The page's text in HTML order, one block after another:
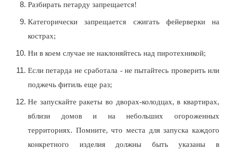
Разбирать петарду запрещается!
Категорически запрещается сжигать фейерверки на
кострах;
Ни в коем случае не наклоняйтесь над пиротехникой;
Если петарда не сработала - не пытайтесь проверить или
поджечь фитиль еще раз;
Не запускайте ракеты во дворах-колодцах, в квартирах,
вблизи домов и на небольших огороженных
территориях. Помните, что места для запуска каждого
конкретного изделия должны быть указаны в